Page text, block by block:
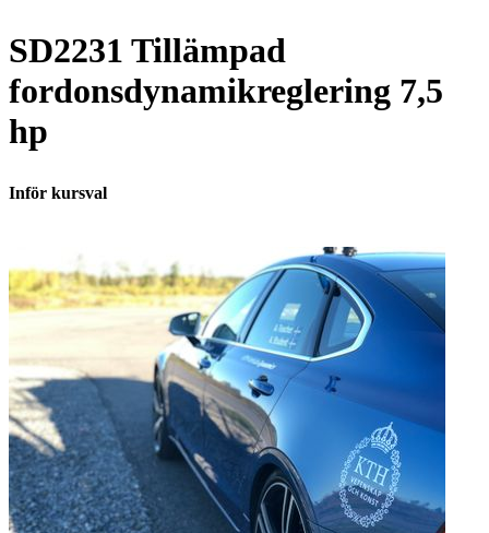
SD2231 Tillämpad
fordonsdynamikreglering 7,5
hp
Inför kursval